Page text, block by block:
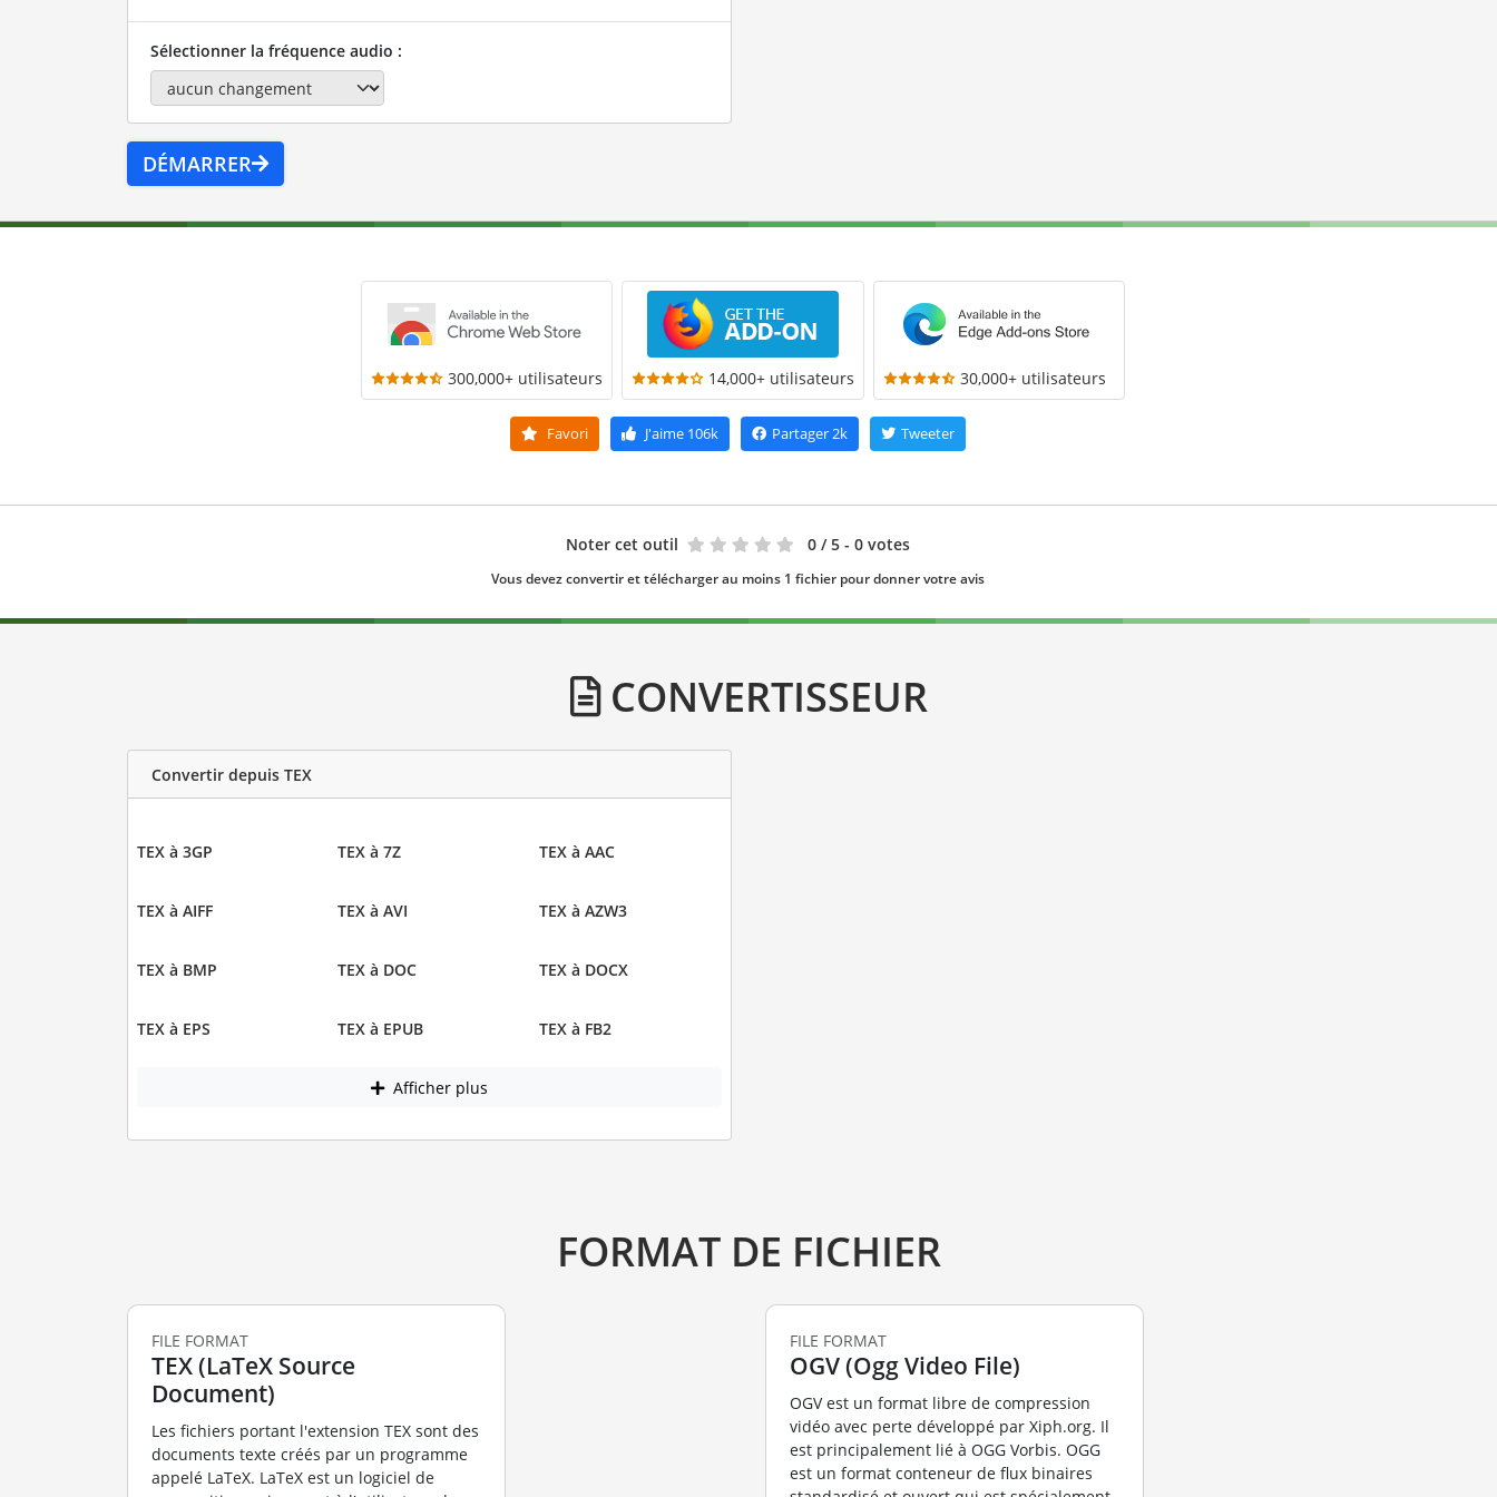
Sélectionner la fréquence audio :
DÉMARRER
300,000+ utilisateurs 14,000+ utilisateurs 30,000+ utilisateurs
Favori J'aime106k Partager2k Tweeter
Noter cet outil 0 / 5 - 0 votes
Vous devez convertir et télécharger au moins 1 fichier pour donner votre avis
CONVERTISSEUR
Convertir depuis TEX
TEX à 3GP TEX à 7Z TEX à AAC
TEX à AIFF TEX à AVI TEX à AZW3
TEX à BMP TEX à DOC TEX à DOCX
TEX à EPS TEX à EPUB TEX à FB2
Afficher plus
FORMAT DE FICHIER
FILE FORMAT
TEX (LaTeX Source
Document)
Les fichiers portant l'extension TEX sont des
documents texte créés par un programme
appelé LaTeX. LaTeX est un logiciel de
FILE FORMAT
OGV (Ogg Video File)
OGV est un format libre de compression
vidéo avec perte développé par Xiph.org. Il
est principalement lié à OGG Vorbis. OGG
est un format conteneur de flux binaires